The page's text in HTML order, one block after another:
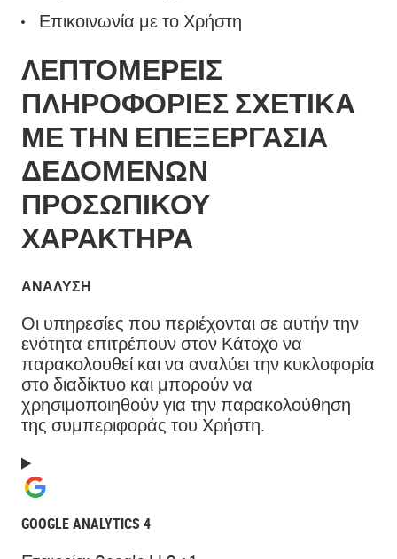
Επικοινωνία με το Χρήστη
ΛΕΠΤΟΜΕΡΕΊΣ
ΠΛΗΡΟΦΟΡΊΕΣ ΣΧΕΤΙΚΆ
ΜΕ ΤΗΝ ΕΠΕΞΕΡΓΑΣΊΑ
ΔΕΔΟΜΈΝΩΝ
ΠΡΟΣΩΠΙΚΟΎ
ΧΑΡΑΚΤΉΡΑ
ΑΝΆΛΥΣΗ
Οι υπηρεσίες που περιέχονται σε αυτήν την
ενότητα επιτρέπουν στον Κάτοχο να
παρακολουθεί και να αναλύει την κυκλοφορία
στο διαδίκτυο και μπορούν να
χρησιμοποιηθούν για την παρακολούθηση
της συμπεριφοράς του Χρήστη.
GOOGLE ANALYTICS 4